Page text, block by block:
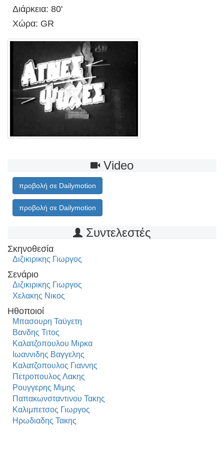
Διάρκεια: 80'
Χώρα: GR
Video
προβολή σε Dailymotion
προβολή σε Dailymotion
Συντελεστές
Σκηνοθεσία
Διζικιρικης Γιωργος
Σενάριο
Διζικιρικης Γιωργος
Χελακης Νικος
Ηθοποιοί
Μπασουρη Ταϋγετη
Βανδης Τιτος
Καλατζοπουλου Μιρκα
Ιωαννιδης Βαγγελης
Καλατζοπουλος Γιαννης
Πετροπουλος Λακης
Ρουγγερης Μιμης
Παπακωνσταντινου Τακης
Καλιμπετσος Γιωργος
Ηρωδιαδης Τακης